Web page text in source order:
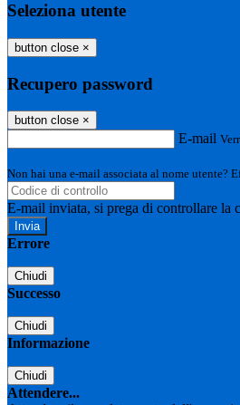
Seleziona utente
button close ×
Recupero password
button close ×
E-mail
Non hai una e-mail associata al nome utente?
E-mail inviata, si prega di controllare la
Errore
Chiudi
Successo
Chiudi
Informazione
Chiudi
Attendere...